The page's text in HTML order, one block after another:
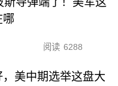
哪
阅读 6288
美中期选举这盘大